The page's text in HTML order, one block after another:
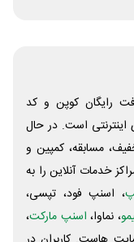
رایگان کوپن و کد
است. در حال
مسابقه، کمپین و
خدمات آنلاین را به
، اسنپ فود، تپسی،
، نماوا، اسنپ مارکت،